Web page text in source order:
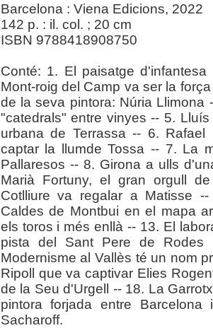
Barcelona : Viena Edicions, 2022
142 p. : il. col. ; 20 cm
ISBN 9788418908750
Conté: 1. El paisatge
Mont-roig del Camp va ser la
de la seva pintora: Núria Llimona
"catedrals" entre vinyes -- 5.
urbana de Terrassa -- 6.
captar la llumde Tossa -- 7. La
Pallaresos -- 8. Girona a ulls
Marià Fortuny, el gran orgull
Cotlliure va regalar a Matisse
Caldes de Montbui en el mapa
els toros i més enllà -- 13. El
pista del Sant Pere de
Modernisme al Vallès té un nom
Ripoll que va captivar Elies
de la Seu d'Urgell -- 18. La
pintora forjada entre
Sacharoff.